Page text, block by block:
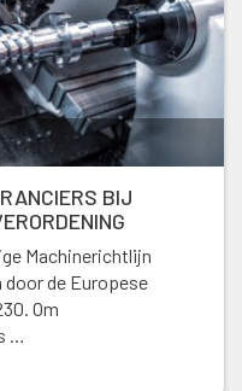
BIJ
Machinerichtlijn
de Europese
Om
…